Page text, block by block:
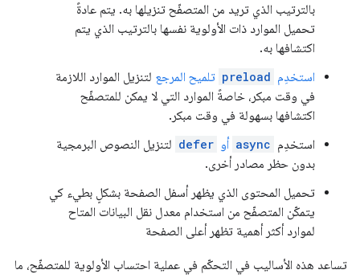
بالترتيب الذي تريد من المتصفّح تنزيلها به. يتم عادةً
تحميل الموارد ذات الأولوية نفسها بالترتيب الذي يتم
اكتشافها به.
استخدِم preload تلميح المرجع لتنزيل الموارد اللازمة
في وقت مبكر، خاصةً الموارد التي لا يمكن للمتصفّح
اكتشافها بسهولة في وقت مبكر.
استخدِم async أو defer لتنزيل النصوص البرمجية
بدون حظر مصادر أخرى.
تحميل المحتوى الذي يظهر أسفل الصفحة بشكلٍ بطيء كي
يتمكّن المتصفّح من استخدام معدل نقل البيانات المتاح
لموارد أكثر أهمية تظهر أعلى الصفحة
تساعد هذه الأساليب في التحكّم في عملية احتساب الأولوية للمتصفّح، ما